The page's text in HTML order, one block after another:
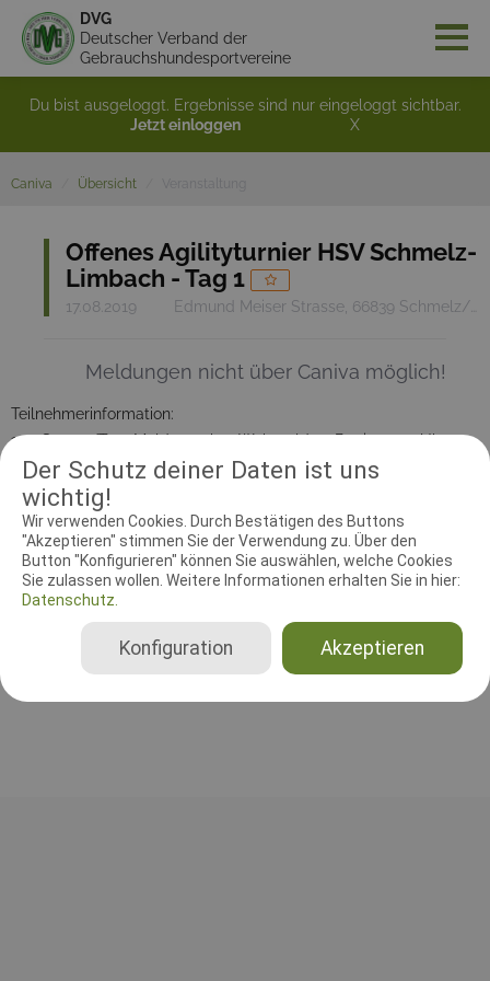
Der Schutz deiner Daten ist uns
wichtig!
Wir verwenden Cookies. Durch Bestätigen des Buttons
"Akzeptieren" stimmen Sie der Verwendung zu. Über den
Button "Konfigurieren" können Sie auswählen, welche Cookies
Sie zulassen wollen. Weitere Informationen erhalten Sie in hier:
Datenschutz.
Akzeptieren
Konfiguration
DVG
Deutscher Verband der
Gebrauchshundesportvereine
Du bist ausgeloggt. Ergebnisse sind nur eingeloggt sichtbar.
Jetzt einloggen
X
Caniva Übersicht
Offenes Agilityturnier HSV Schmelz-
Limbach - Tag 1
17.08.2019 Edmund Meiser Strasse, 66839 Schmelz/ Limbach
Meldungen nicht über Caniva möglich!
Teilnehmerinformation:
100 Starter/Tag; Meldung über Webmelden; Beginn 9:00Uhr
RICHTER UND HELFER
Agilityrichter
Deutschland